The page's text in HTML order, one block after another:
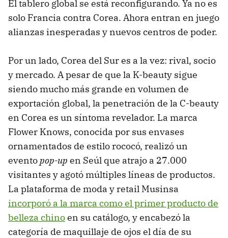
El tablero global se está reconfigurando. Ya no es
solo Francia contra Corea. Ahora entran en juego
alianzas inesperadas y nuevos centros de poder.
Por un lado, Corea del Sur es a la vez: rival, socio
y mercado. A pesar de que la K-beauty sigue
siendo mucho más grande en volumen de
exportación global, la penetración de la C-beauty
en Corea es un síntoma revelador. La marca
Flower Knows, conocida por sus envases
ornamentados de estilo rococó, realizó un
eventopop-up en Seúl que atrajo a 27.000
visitantes y agotó múltiples líneas de productos.
La plataforma de moda y retail Musinsa
incorporó a la marca como el primer producto de
belleza chinoen su catálogo, y encabezó la
categoría de maquillaje de ojos el día de su